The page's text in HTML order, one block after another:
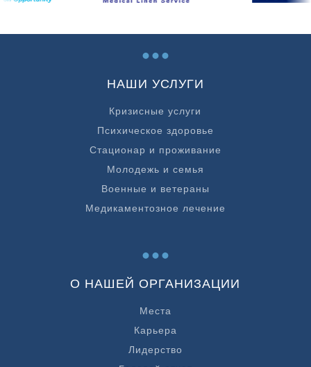
...
НАШИ УСЛУГИ
Кризисные услуги
Психическое здоровье
Стационар и проживание
Молодежь и семья
Военные и ветераны
Медикаментозное лечение
...
О НАШЕЙ ОРГАНИЗАЦИИ
Места
Карьера
Лидерство